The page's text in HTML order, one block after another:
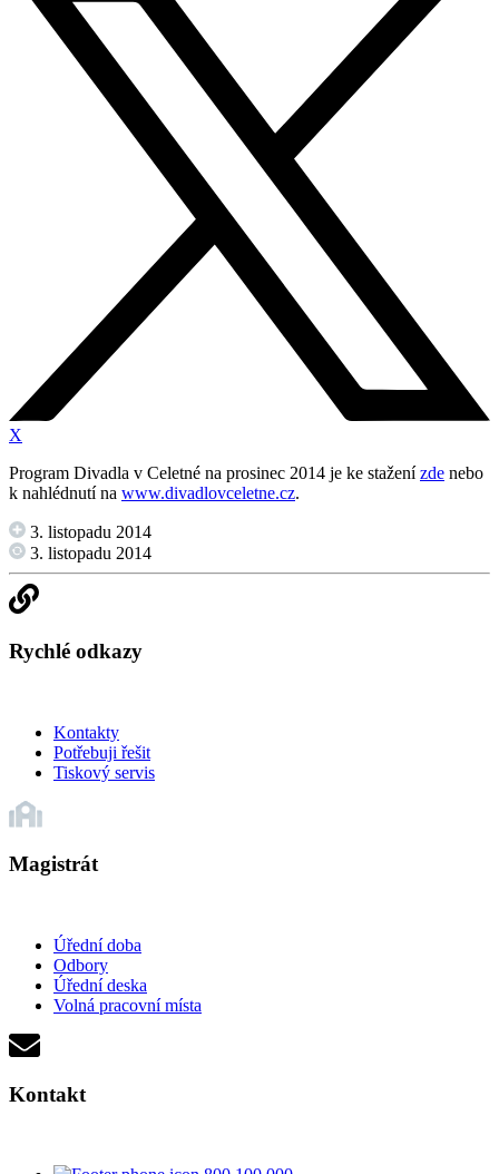
X
Program Divadla v Celetné na prosinec 2014 je ke staženízde nebo
k nahlédnutí na www.divadlovceletne.cz.
3. listopadu 2014
3. listopadu 2014
Rychlé odkazy
Kontakty
Potřebuji řešit
Tiskový servis
Magistrát
Úřední doba
Odbory
Úřední deska
Volná pracovní místa
Kontakt